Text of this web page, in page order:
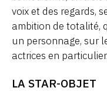
voix et des regards,
ambition de totalité,
un personnage, sur
actrices en particulier.
LA STAR-OBJET